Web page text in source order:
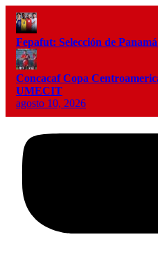
Fepafut: Selección de
Concacaf Copa
UMECIT
agosto 10, 2026